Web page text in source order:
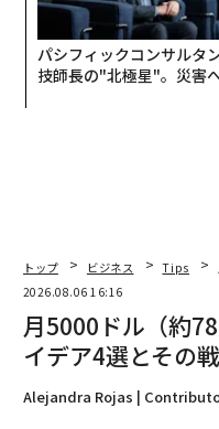
パシフィックコンサルタ
技師長の"北極星"。災害
トップ ビジネス Tips
2026.08.06 16:16
月5000ドル（約
イデア4選とその
Alejandra Rojas |